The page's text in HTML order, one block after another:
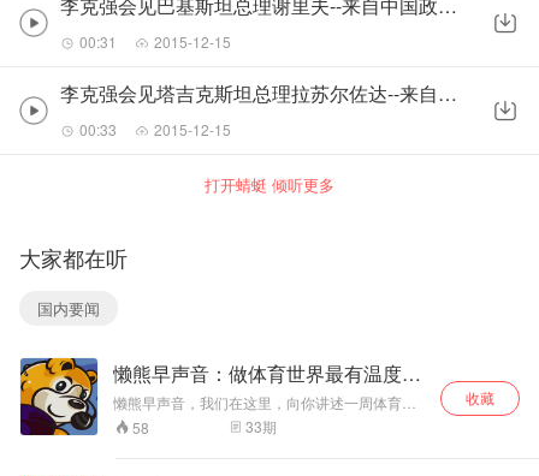
00:31 2015-12-15
李克强会见塔吉克斯坦总理拉苏尔佐达--来自中国政府网消息
00:33 2015-12-15
打开蜻蜓 倾听更多
大家都在听
国内要闻
懒熊早声音：做体育世界最有温度的
评论
懒熊早声音，我们在这里，向你讲述一周体育行
业的焦点事件，让你理解我们的态度和观点。心
浮气躁的年代里，我们只想让有温度的声音不被
58 33期
收藏